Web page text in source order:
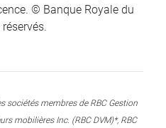
© Banque Royale du
sociétés membres de RBC Gestion
mobilières Inc. (RBC DVM)*, RBC